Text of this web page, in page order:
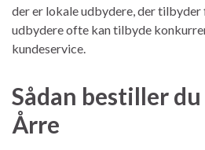
der er lokale udbydere, der tilbyder
udbydere ofte kan tilbyde
kundeservice.
Sådan bestiller
Årre